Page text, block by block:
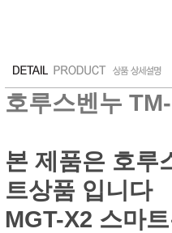
호루스벤누
본 제품은 호루
트상품 입니다
MGT-X2 스마